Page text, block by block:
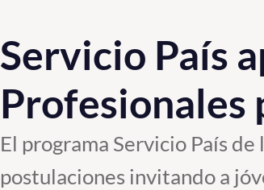
Servicio País
Profesionales
El programa Servicio País
postulaciones invitando a